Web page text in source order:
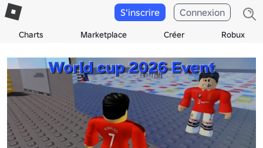
Charts Marketplace Créer Robux
S'inscrire Connexion